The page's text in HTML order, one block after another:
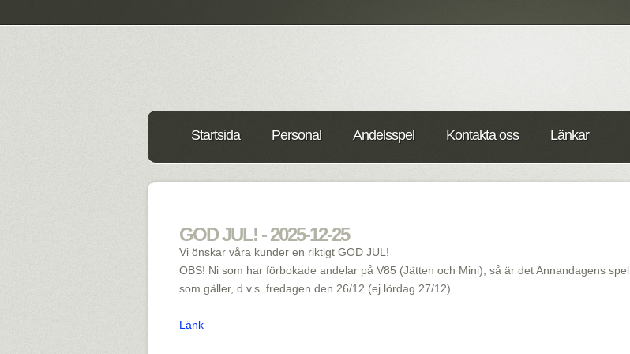
Startsida Personal Andelsspel Kontakta oss Länkar
GOD JUL! - 2025-12-25
Vi önskar våra kunder en riktigt GOD JUL!
OBS! Ni som har förbokade andelar på V85 (Jätten och Mini), så är det Annandagens spel
som gäller, d.v.s. fredagen den 26/12 (ej lördag 27/12).
Länk